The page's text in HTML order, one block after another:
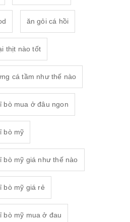
ăn gỏi cá hồi
thịt nào tốt
cá tầm như thế nào
bò mua ở đâu ngon
bò mỹ
bò mỹ giá như thế nào
bò mỹ giá rẻ
bò mỹ mua ở đau